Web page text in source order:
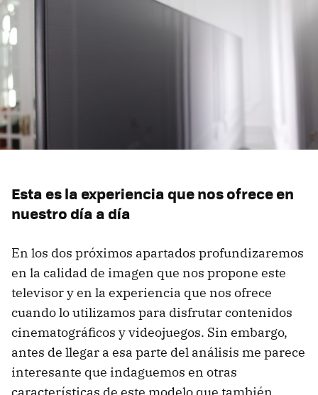
Esta es la experiencia que nos ofrece en
nuestro día a día
En los dos próximos apartados profundizaremos
en la calidad de imagen que nos propone este
televisor y en la experiencia que nos ofrece
cuando lo utilizamos para disfrutar contenidos
cinematográficos y videojuegos. Sin embargo,
antes de llegar a esa parte del análisis me parece
interesante que indaguemos en otras